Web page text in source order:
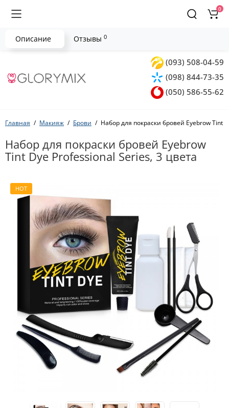
(093) 508-04-59
(098) 844-73-35
(050) 586-55-62
0
Главная Макияж Брови Набор для покраски бровей Eyebrow Tint
Набор для покраски бровей Eyebrow
Tint Dye Professional Series, 3 цвета
HOT
Описание Отзывы 0